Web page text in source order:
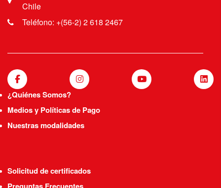
Chile
Teléfono: +(56-2) 2 618 2467
¿Quiénes Somos?
Medios y Políticas de Pago
Nuestras modalidades
Solicitud de certificados